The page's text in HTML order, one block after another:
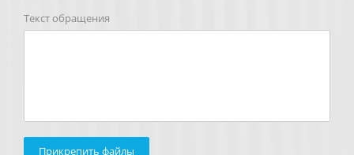
Текст обращения
Прикрепить файлы